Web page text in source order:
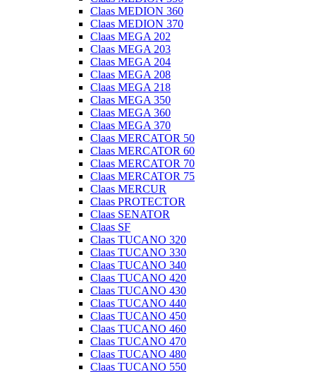
Claas MEDION 360
Claas MEDION 370
Claas MEGA 202
Claas MEGA 203
Claas MEGA 204
Claas MEGA 208
Claas MEGA 218
Claas MEGA 350
Claas MEGA 360
Claas MEGA 370
Claas MERCATOR 50
Claas MERCATOR 60
Claas MERCATOR 70
Claas MERCATOR 75
Claas MERCUR
Claas PROTECTOR
Claas SENATOR
Claas SF
Claas TUCANO 320
Claas TUCANO 330
Claas TUCANO 340
Claas TUCANO 420
Claas TUCANO 430
Claas TUCANO 440
Claas TUCANO 450
Claas TUCANO 460
Claas TUCANO 470
Claas TUCANO 480
Claas TUCANO 550